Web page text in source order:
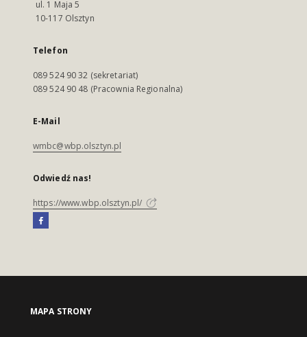
ul. 1 Maja 5
10-117 Olsztyn
Telefon
089 524 90 32 (sekretariat)
089 524 90 48 (Pracownia Regionalna)
E-Mail
wmbc@wbp.olsztyn.pl
Odwiedź nas!
https://www.wbp.olsztyn.pl/
MAPA STRONY